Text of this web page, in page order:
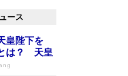
ース
皇陛下を
は？ 天皇